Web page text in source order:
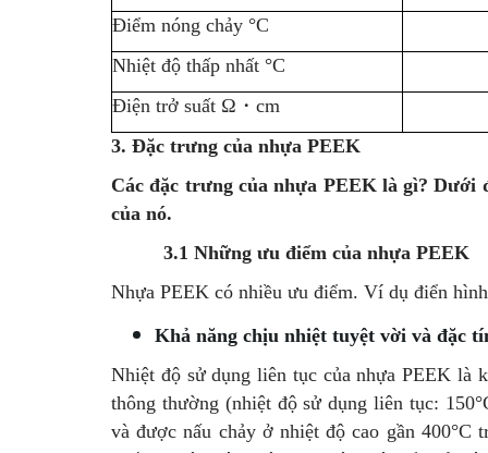
Điểm nóng chảy °C
Nhiệt độ thấp nhất °C
Điện trở suất Ω・cm
3. Đặc trưng của nhựa PEEK
Các đặc trưng của nhựa PEEK là gì? Dưới
của nó.
3.1 Những ưu điểm của nhựa PEEK
Nhựa PEEK có nhiều ưu điểm. Ví dụ điển
Khả năng chịu nhiệt tuyệt vời và đặc
Nhiệt độ sử dụng liên tục của nhựa PEEK là
thông thường (nhiệt độ sử dụng liên tục:
và được nấu chảy ở nhiệt độ cao gần 400°C